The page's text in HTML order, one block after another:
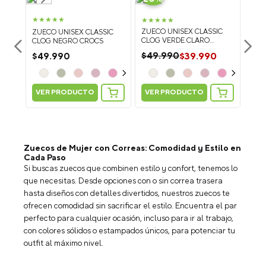
★★★★★
ZUECO UNISEX CLASSIC
CLOG NEGRO CROCS
$49.990
VER PRODUCTO
★★★★★
ZUECO UNISEX CLASSIC
CLOG VERDE CLARO
$49.990$39.990
VER PRODUCTO
Zuecos de Mujer con Correas: Comodidad y Estilo en
Cada Paso
Si buscas zuecos que combinen estilo y confort, tenemos lo
que necesitas. Desde opciones con o sin correa trasera
hasta diseños con detalles divertidos, nuestros zuecos te
ofrecen comodidad sin sacrificar el estilo. Encuentra el par
perfecto para cualquier ocasión, incluso para ir al trabajo,
con colores sólidos o estampados únicos, para potenciar tu
outfit al máximo nivel.